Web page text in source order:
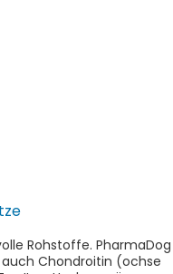
Rohstoffe. PharmaDog
Chondroitin (ochse